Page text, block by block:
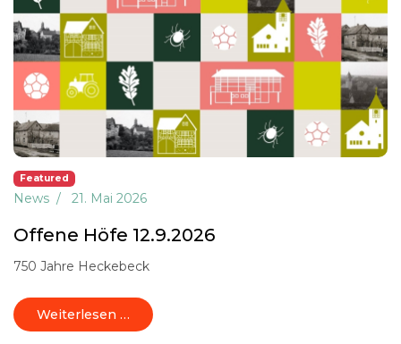
Featured
Offene Höfe 12.9.2026
News 21. Mai 2026
750 Jahre Heckebeck
Weiterlesen …